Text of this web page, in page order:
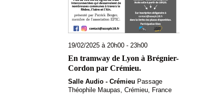
É
v
n
e
19/02/2025 à 20h00 - 23h00
En tramway de Lyon à Brégnier-
Cordon par Crémieu.
Salle Audio - Crémieu Passage
Théophile Maupas, Crémieu, France